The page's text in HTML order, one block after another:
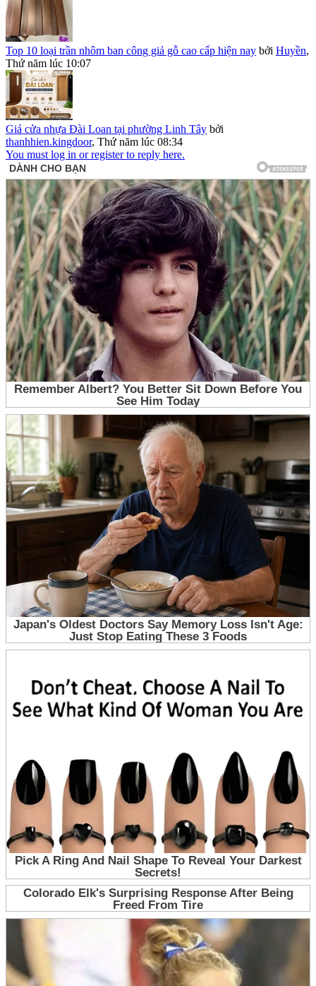
Top 10 loại trần nhôm ban công giả gỗ cao cấp hiện nay bởi Huyền,
Thứ năm lúc 10:07
Giá cửa nhựa Đài Loan tại phường Linh Tây bởi
thanhhien.kingdoor, Thứ năm lúc 08:34
You must log in or register to reply here.